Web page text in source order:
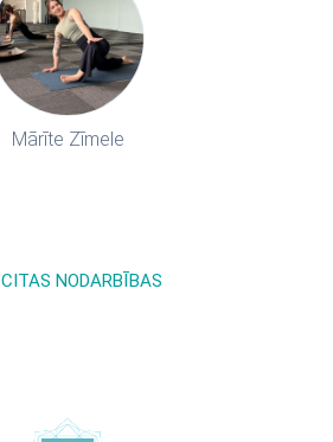
Mārīte Zīmele
CITAS NODARBĪBAS